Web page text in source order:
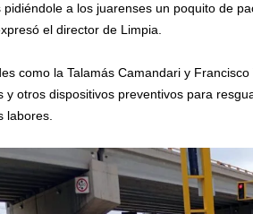
pidiéndole a los juarenses un poquito de
el director de Limpia.
como la Talamás Camandari y
y otros dispositivos preventivos para
labores.